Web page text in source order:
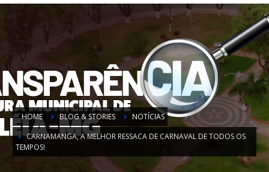
HOME BLOG & STORIES
NOTÍCIAS
CARNAMANGA, A MELHOR RESSACA DE CARNAVAL DE TODOS OS
TEMPOS!